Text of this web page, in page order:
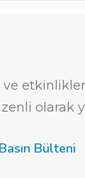
ve
olarak
Basın Bülteni